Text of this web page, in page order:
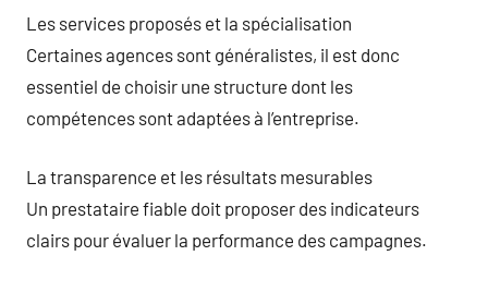
Les services proposés et la spécialisation
Certaines agences sont généralistes, il est donc
essentiel de choisir une structure dont les
compétences sont adaptées à l’entreprise.
La transparence et les résultats mesurables
Un prestataire fiable doit proposer des indicateurs
clairs pour évaluer la performance des campagnes.